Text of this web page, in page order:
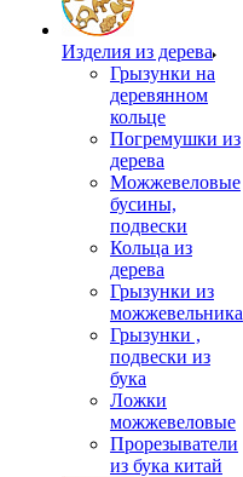
Изделия из дерева
Грызунки на
деревянном
кольце
Погремушки из
дерева
Можжевеловые
бусины,
подвески
Кольца из
дерева
Грызунки из
можжевельника
Грызунки ,
подвески из
бука
Ложки
можжевеловые
Прорезыватели
из бука китай